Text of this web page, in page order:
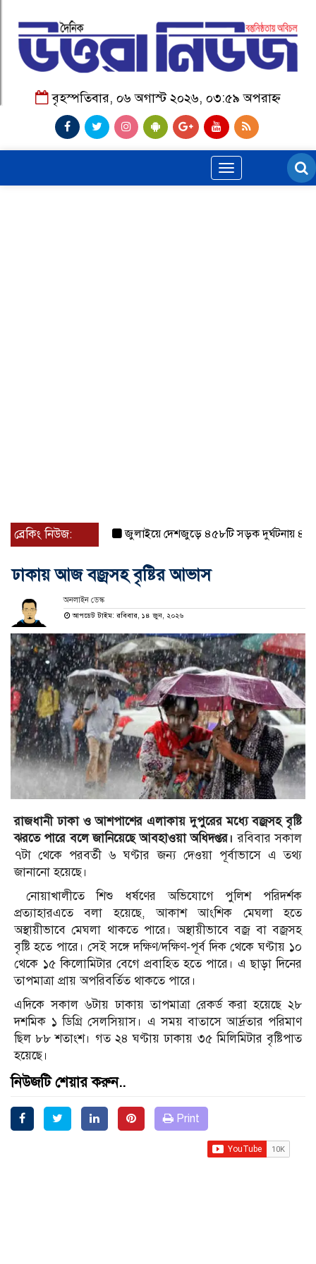
বৃহস্পতিবার, ০৬ অগাস্ট ২০২৬, ০৩:৫৯ অপরাহ্ন
Toggle
navigation
ব্রেকিং নিউজ: জুলাইয়ে দেশজুড়ে ৪৫৮টি সড়ক দুর্ঘটনায় ৪১৬ জন
ঢাকায় আজ বজ্রসহ বৃষ্টির আভাস
অনলাইন ডেস্ক
আপডেট টাইম: রবিবার, ১৪ জুন, ২০২৬
রাজধানী ঢাকা ও আশপাশের এলাকায় দুপুরের মধ্যে বজ্রসহ বৃষ্টি
ঝরতে পারে বলে জানিয়েছে আবহাওয়া অধিদপ্তর। রবিবার সকাল
৭টা থেকে পরবর্তী ৬ ঘণ্টার জন্য দেওয়া পূর্বাভাসে এ তথ্য
জানানো হয়েছে।
নোয়াখালীতে শিশু ধর্ষণের অভিযোগে পুলিশ পরিদর্শক
প্রত্যাহারএতে বলা হয়েছে, আকাশ আংশিক মেঘলা হতে
অস্থায়ীভাবে মেঘলা থাকতে পারে। অস্থায়ীভাবে বজ্র বা বজ্রসহ
বৃষ্টি হতে পারে। সেই সঙ্গে দক্ষিণ/দক্ষিণ-পূর্ব দিক থেকে ঘণ্টায় ১০
থেকে ১৫ কিলোমিটার বেগে প্রবাহিত হতে পারে। এ ছাড়া দিনের
তাপমাত্রা প্রায় অপরিবর্তিত থাকতে পারে।
এদিকে সকাল ৬টায় ঢাকায় তাপমাত্রা রেকর্ড করা হয়েছে ২৮
দশমিক ১ ডিগ্রি সেলসিয়াস। এ সময় বাতাসে আর্দ্রতার পরিমাণ
ছিল ৮৮ শতাংশ। গত ২৪ ঘণ্টায় ঢাকায় ৩৫ মিলিমিটার বৃষ্টিপাত
হয়েছে।
নিউজটি শেয়ার করুন..
Print